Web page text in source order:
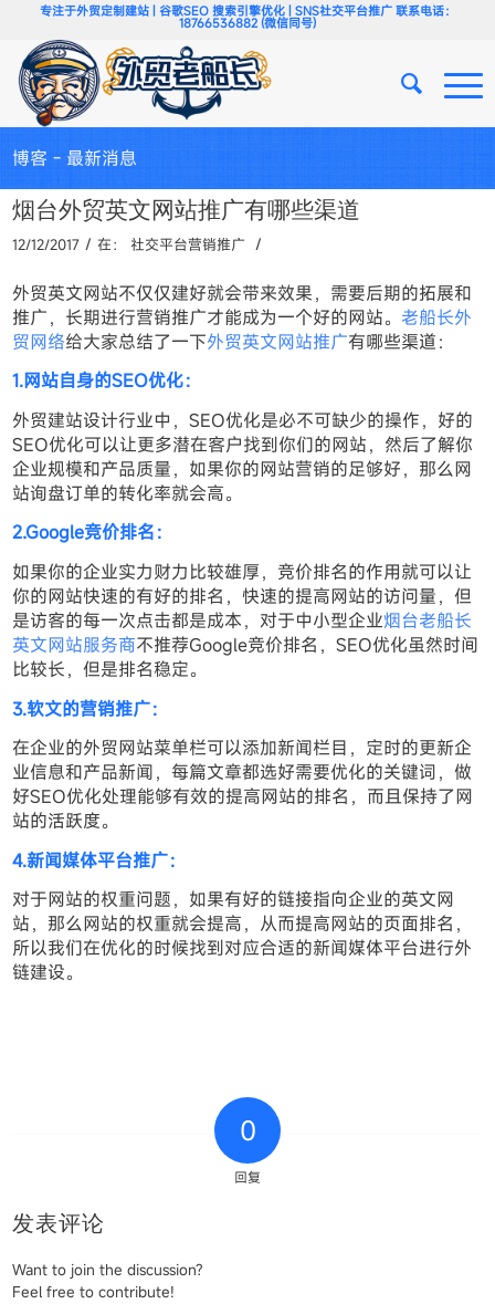
专注于外贸定制建站 | 谷歌SEO 搜索引擎优化 | SNS社交平台推广 联系电话：
18766536882 (微信同号)
博客 - 最新消息
烟台外贸英文网站推广有哪些渠道
12/12/2017 / 在：社交平台营销推广 /
外贸英文网站不仅仅建好就会带来效果，需要后期的拓展和
推广，长期进行营销推广才能成为一个好的网站。 老船长外
贸网络给大家总结了一下外贸英文网站推广有哪些渠道：
1.网站自身的SEO优化：
外贸建站设计行业中，SEO优化是必不可缺少的操作，好的
SEO优化可以让更多潜在客户找到你们的网站，然后了解你
企业规模和产品质量，如果你的网站营销的足够好，那么网
站询盘订单的转化率就会高。
2.Google竞价排名：
如果你的企业实力财力比较雄厚，竞价排名的作用就可以让
你的网站快速的有好的排名，快速的提高网站的访问量，但
是访客的每一次点击都是成本，对于中小型企业烟台老船长
英文网站服务商不推荐Google竞价排名，SEO优化虽然时间
比较长，但是排名稳定。
3.软文的营销推广：
在企业的外贸网站菜单栏可以添加新闻栏目，定时的更新企
业信息和产品新闻，每篇文章都选好需要优化的关键词，做
好SEO优化处理能够有效的提高网站的排名，而且保持了网
站的活跃度。
4.新闻媒体平台推广：
对于网站的权重问题，如果有好的链接指向企业的英文网
站，那么网站的权重就会提高，从而提高网站的页面排名，
所以我们在优化的时候找到对应合适的新闻媒体平台进行外
链建设。
0
回复
发表评论
Want to join the discussion?
Feel free to contribute!